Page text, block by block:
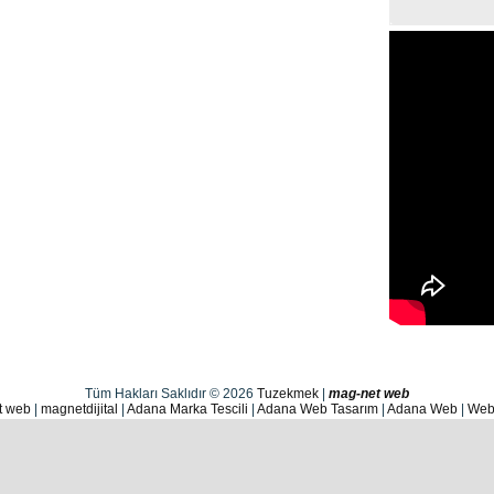
Tüm Hakları Saklıdır © 2026 Tuzekmek
mag-net web
web
magnetdijital Adana Marka Tescili Adana Web Tasarım Adana Web